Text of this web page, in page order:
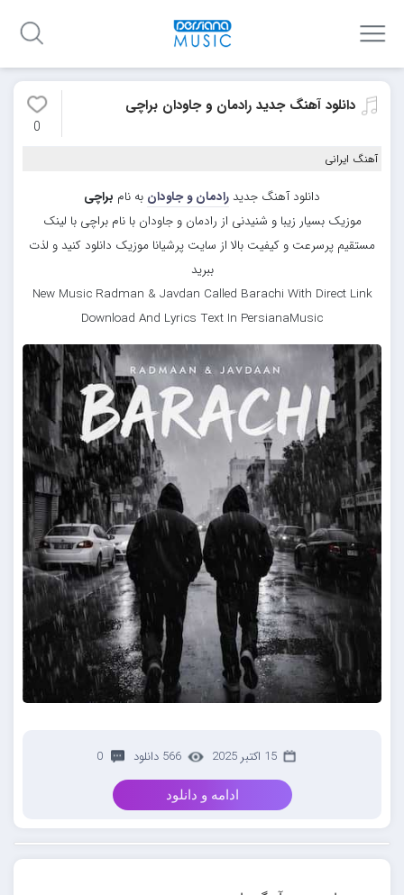
دانلود آهنگ جدید رادمان و جاودان براچی
0
آهنگ ایرانی
دانلود آهنگ جدید رادمان و جاودان به نام براچی
موزیک بسیار زیبا و شنیدنی از رادمان و جاودان با نام براچی با لینک
مستقیم پرسرعت و کیفیت بالا از سایت پرشیانا موزیک دانلود کنید و لذت
ببرید
New Music Radman & Javdan Called Barachi With Direct Link
Download And Lyrics Text In PersianaMusic
15 اکتبر 2025 566 دانلود 0
ادامه و دانلود